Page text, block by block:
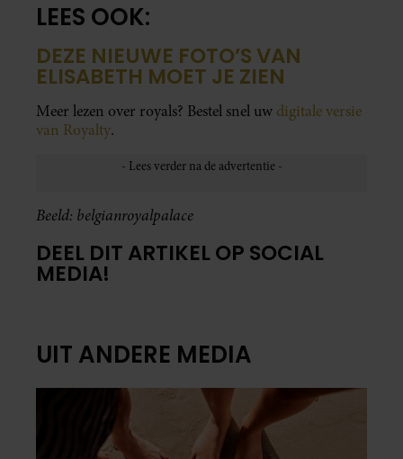
LEES OOK:
DEZE NIEUWE FOTO’S VAN
ELISABETH MOET JE ZIEN
Meer lezen over royals? Bestel snel uw digitale versie
van Royalty.
Beeld: belgianroyalpalace
DEEL DIT ARTIKEL OP SOCIAL
MEDIA!
UIT ANDERE MEDIA